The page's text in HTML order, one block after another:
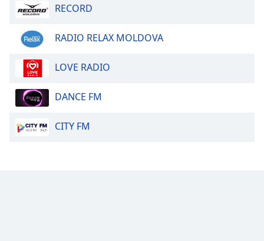
RECORD
RADIO RELAX MOLDOVA
LOVE RADIO
DANCE FM
CITY FM